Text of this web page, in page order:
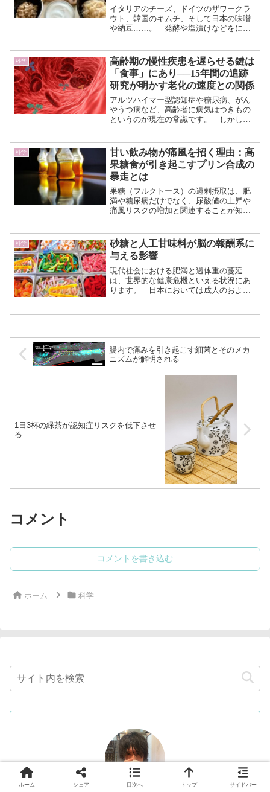
イタリアのチーズ、ドイツのザワークラ
ウト、韓国のキムチ、そして日本の味噌
や納豆……。 発酵や塩漬けなどをによ
役割を担ってきました。 食品が保存で
きるようになったことで、収...（続きを
読む）
科学
高齢期の慢性疾患を遅らせる鍵は
「食事」にあり──15年間の追跡
研究が明かす老化の速度との関係
アルツハイマー型認知症や糖尿病、がん
やうつ病など、高齢者に病気はつきもの
というのが現在の常識です。 しかし、
ごしています。 病気になる高齢者とそ
うでない高齢者。 一体そ...（続きを読
む）
科学
甘い飲み物が痛風を招く理由：高
果糖食が引き起こすプリン合成の
暴走とは
果糖（フルクトース）の過剰摂取は、肥
満や糖尿病だけでなく、尿酸値の上昇や
痛風リスクの増加と関連することが知ら
した。 今回の研究では、果糖が体内で
「プリン合成」という経路...（続きを読
む）
科学
砂糖と人工甘味料が脳の報酬系に
与える影響
現代社会における肥満と過体重の蔓延
は、世界的な健康危機といえる状況にあ
ります。 日本においては成人のおよそ
腸内で痛みを引き起こす細菌とそのメカ
ニズムが解明される
1日3杯の緑茶が認知症リスクを低下させ
る
コメント
コメントを書き込む
ホーム 科学
ホーム シェア 目次へ トップ サイドバー